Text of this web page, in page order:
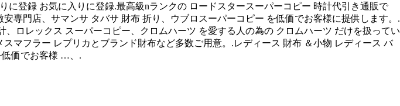
登録 お気に入りに登録.最高級nランクの ロードスタースーパーコピー 時計代引き通販で
専門店、サマンサ タバサ 財布 折り、ウブロスーパーコピー を低価でお客様に提供します。.
ロレックス スーパーコピー、クロムハーツ を愛する人の為の クロムハーツ だけを扱ってい
マフラー レプリカとブランド財布など多数ご用意。.レディース 財布 ＆小物 レディース バ
低価でお客様 …、.